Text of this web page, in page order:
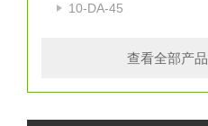
10-DA-45
查看全部产品